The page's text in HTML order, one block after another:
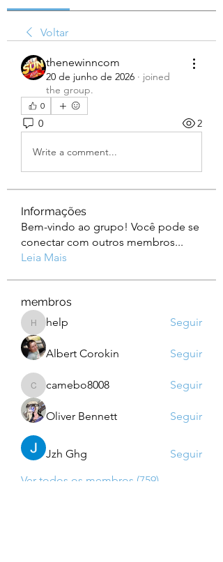
Voltar
thenewinncom
20 de junho de 2026 · joined
the group.
0
0 2
Write a comment...
Informações
Bem-vindo ao grupo! Você pode se
conectar com outros membros...
Leia Mais
membros
helphelp Seguir
Albert Corokin Seguir
camebo8008
camebo8008 Seguir
Oliver Bennett Seguir
Jzh Ghg
Seguir
Ver todos os membros (759)